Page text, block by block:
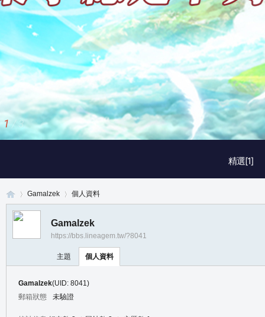
精選[1]
1 / 3
Gamalzek 個人資料
Gamalzek
https://bbs.lineagem.tw/?8041
主題 個人資料
Gamalzek(UID: 8041)
郵箱狀態
未驗證